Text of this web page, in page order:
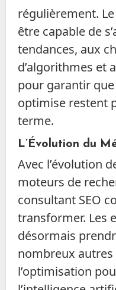
régulièrement.
être capable de
tendances, aux
d’algorithmes et
pour garantir que
optimise restent
terme.
L’Évolution du
Avec l’évolution
moteurs de
consultant SEO
transformer. Les
désormais
nombreux
l’optimisation